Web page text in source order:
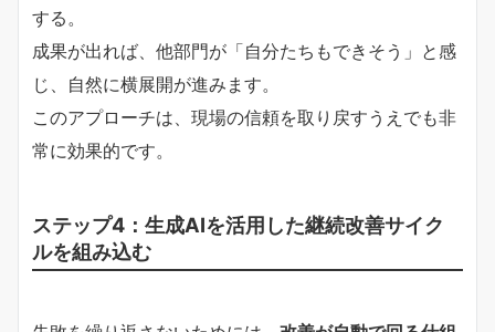
する。
成果が出れば、他部門が「自分たちもできそう」と感
じ、自然に横展開が進みます。
このアプローチは、現場の信頼を取り戻すうえでも非
常に効果的です。
ステップ4：生成AIを活用した継続改善サイク
ルを組み込む